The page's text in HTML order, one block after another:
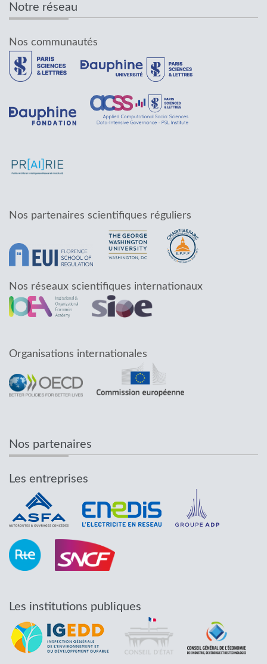
Notre réseau
Nos communautés
Nos partenaires scientifiques réguliers
Nos réseaux scientifiques internationaux
Organisations internationales
Nos partenaires
Les entreprises
Les institutions publiques